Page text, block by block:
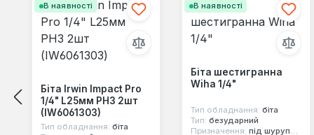
В наявності
Біта Irwin Impact Pro
1/4" L25мм PH3 2шт
(IW6061303)
Тип обладнання: біта
В наявності
Біта шестигранна
Wiha 1/4"
Тип обладнання: біта
Тип: безударний
Призначення: під шуруповерт